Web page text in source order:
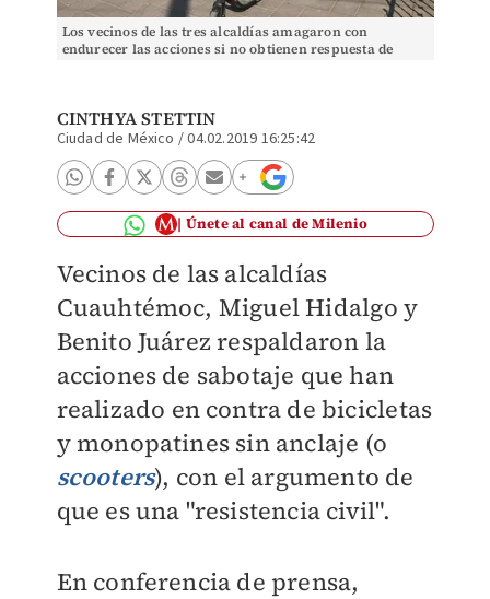
Los vecinos de las tres alcaldías amagaron con
endurecer las acciones si no obtienen respuesta de
CINTHYA STETTIN
Ciudad de México /04.02.2019 16:25:42
Únete al canal de Milenio
Vecinos de las alcaldías
Cuauhtémoc, Miguel Hidalgo y
Benito Juárez respaldaron la
acciones de sabotaje que han
realizado en contra de bicicletas
y monopatines sin anclaje (o
scooters), con el argumento de
que es una "resistencia civil".
En conferencia de prensa,